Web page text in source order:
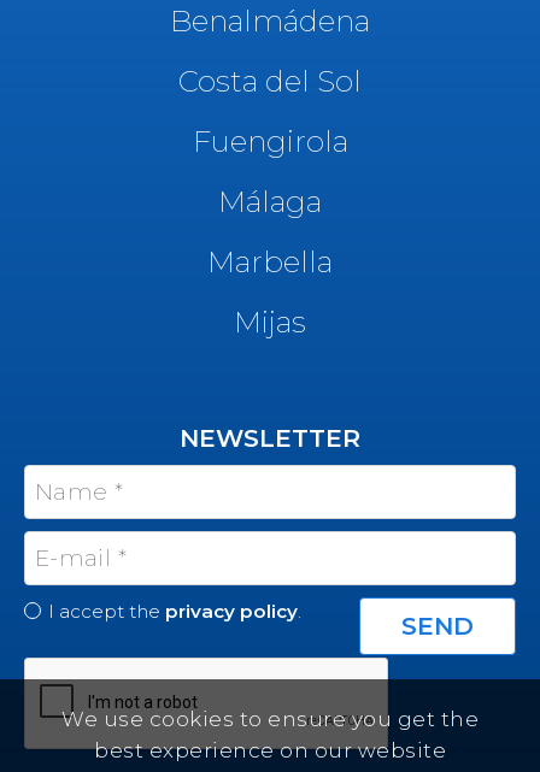
Benalmádena
Costa del Sol
Fuengirola
Málaga
Marbella
Mijas
NEWSLETTER
I accept the privacy policy.
We use cookies to ensure you get the
best experience on our website